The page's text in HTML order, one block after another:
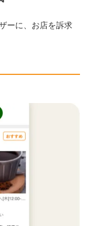
ーに、お店を訴求